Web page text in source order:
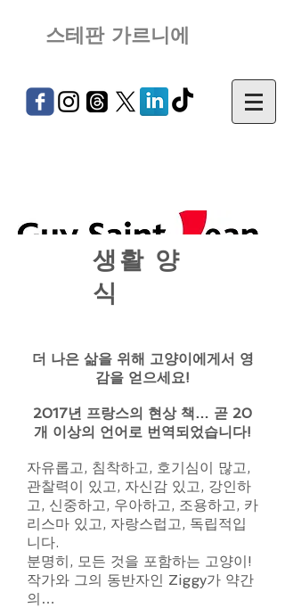
스테판 가르니에
생활 양
식
더 나은 삶을 위해 고양이에게서 영
감을 얻으세요!
2017년 프랑스의 현상 책… 곧 20
개 이상의 언어로 번역되었습니다!
자유롭고, 침착하고, 호기심이 많고,
관찰력이 있고, 자신감 있고, 강인하
고, 신중하고, 우아하고, 조용하고, 카
리스마 있고, 자랑스럽고, 독립적입
니다.
분명히, 모든 것을 포함하는 고양이!
작가와 그의 동반자인 Ziggy가 약간
의…